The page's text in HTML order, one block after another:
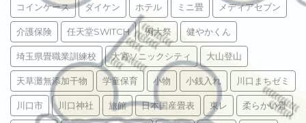
コインケース ダイケン ホテル ミニ畳 メディアセブン
介護保険 任天堂SWITCH 例大祭 健やかくん
埼玉県畳職業訓練校 大宮ソニックシティ 大山登山
天草灘無添加干物 学童保育 小物 小銭入れ 川口まちゼミ
川口市 川口神社 旅館 日本国産畳表 東レ 柔らかい畳